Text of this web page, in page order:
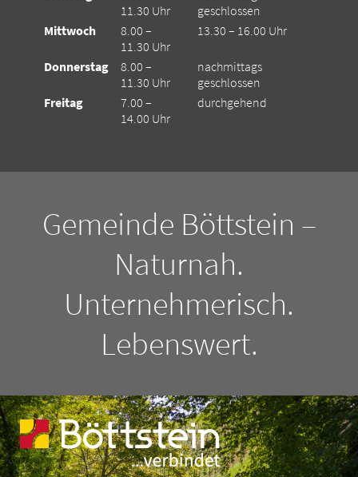
11.30 Uhr
geschlossen
Mittwoch
8.00 –
11.30 Uhr
13.30 – 16.00 Uhr
Donnerstag
8.00 –
11.30 Uhr
nachmittags
geschlossen
Freitag
7.00 –
14.00 Uhr
durchgehend
Gemeinde Böttstein –
Naturnah.
Unternehmerisch.
Lebenswert.